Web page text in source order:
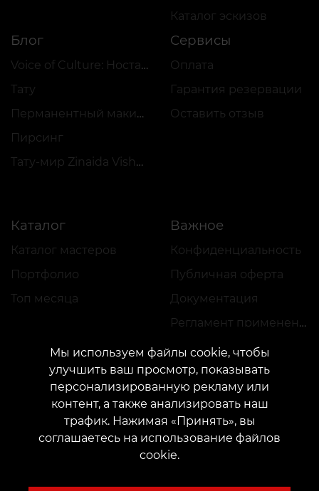
Каталог эскизов
Блог
Voice of Culture: Ностальгия по 2000-м
Тату
Перманентный макияж
Пирсинг
Тату-мир Zinaida Vishenka
Сервисы
Оплата
Гарантия резервации
Оставить отзыв
Каталог
Каталог мастеров
Портфолио
Топ месяца
Важное
Конфиденциальность
Публичная оферта
Документация
Регламент применения акций
КОНТАКТЫ
Свяжитесь с нами: customers@vean-tattoo.com
marketing.veantattoo@gmail.com
Жалобы и предложения:complaints@vean-tattoo.com
Мы используем файлы cookie, чтобы
улучшить ваш просмотр, показывать
персонализированную рекламу или
контент, а также анализировать наш
трафик. Нажимая «Принять», вы
соглашаетесь на использование файлов
cookie.